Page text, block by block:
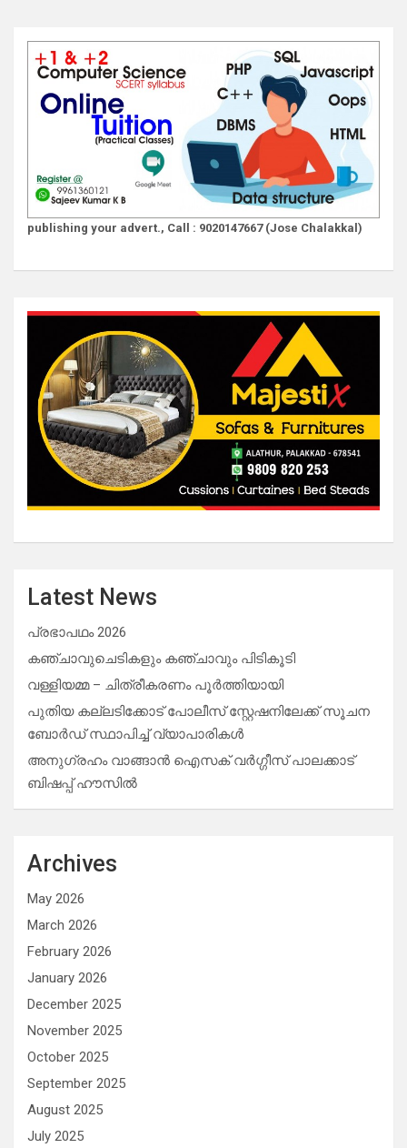
publishing your advert., Call : 9020147667 (Jose Chalakkal)
Latest News
പ്രഭാപഥം 2026
കഞ്ചാവുചെടികളും കഞ്ചാവും പിടികൂടി
വള്ളിയമ്മ – ചിത്രീകരണം പൂർത്തിയായി
പുതിയ കല്ലടിക്കോട് പോലീസ് സ്റ്റേഷനിലേക്ക് സൂചന
ബോർഡ് സ്ഥാപിച്ച് വ്യാപാരികൾ
അനുഗ്രഹം വാങ്ങാൻ ഐസക് വര്‍ഗ്ഗീസ് പാലക്കാട്
ബിഷപ്പ് ഹൗസില്‍
Archives
May 2026
March 2026
February 2026
January 2026
December 2025
November 2025
October 2025
September 2025
August 2025
July 2025